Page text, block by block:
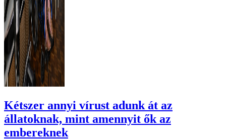
Kétszer annyi vírust adunk át az
állatoknak, mint amennyit ők az
embereknek